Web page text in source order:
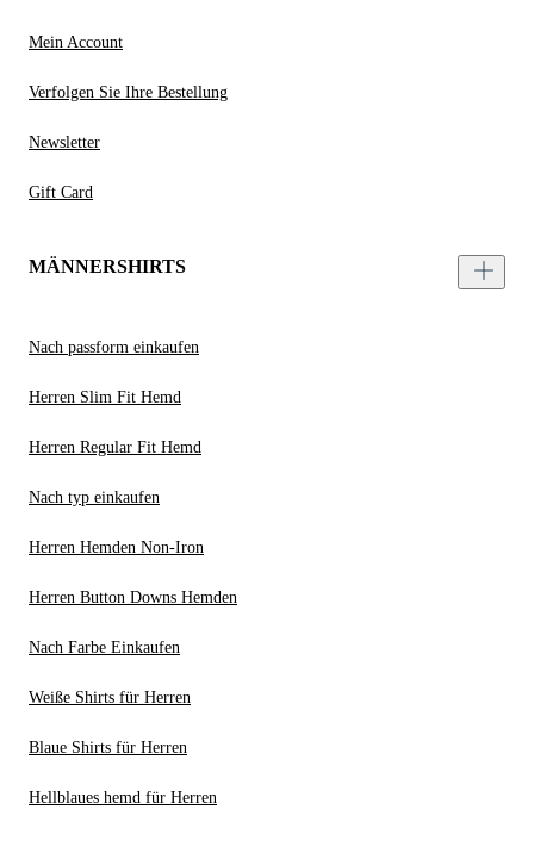
Mein Account
Verfolgen Sie Ihre Bestellung
Newsletter
Gift Card
MÄNNERSHIRTS
Nach passform einkaufen
Herren Slim Fit Hemd
Herren Regular Fit Hemd
Nach typ einkaufen
Herren Hemden Non-Iron
Herren Button Downs Hemden
Nach Farbe Einkaufen
Weiße Shirts für Herren
Blaue Shirts für Herren
Hellblaues hemd für Herren